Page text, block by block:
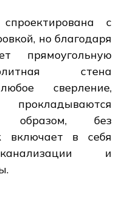
с
но благодаря
прямоугольную
стена
сверление,
образом, без
включает в себя
и